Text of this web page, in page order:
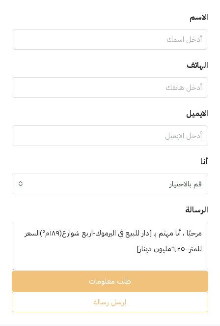
الاسم
الهاتف
الايميل
أنا
قم بالاختيار
الرسالة
طلب معلومات
إرسل رسالة